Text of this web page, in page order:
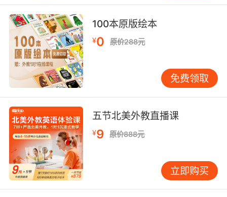
介入有效拓展了传统教学的边界。 五、家校协同
机制巩固学习成果 家长端APP的课堂可视化功
能，使家长能实时查看学习报告与互动录像。专
业教研团队设计的家庭口语任务包，将课堂训练
延伸至生活场景。例如超市寻宝亲子游戏，要求
家长用英文描述商品位置，既巩固教学成果又增
强家庭语言氛围。复旦大学家庭教育研究中心指
出，家校配合度每提升10%，学员口语应用能力
相应增强15%。 总结来看，VIPKID通过构建沉浸
式教学场域、创造高频互动机会、实施精准个性
化训练、融合前沿技术手段、建立家校共育生
态，形成了完整的口语能力培养闭环。其成功经
验表明，在线语言教育需兼顾系统性与趣味性，
在保持教学专业性的同时激活学习内驱力。未来
可进一步探索脑科学研究成果在语音训练中的应
100本原版绘本
¥0 原价288元
免费领取
五节北美外教直播课
¥9 原价888元
立即购买